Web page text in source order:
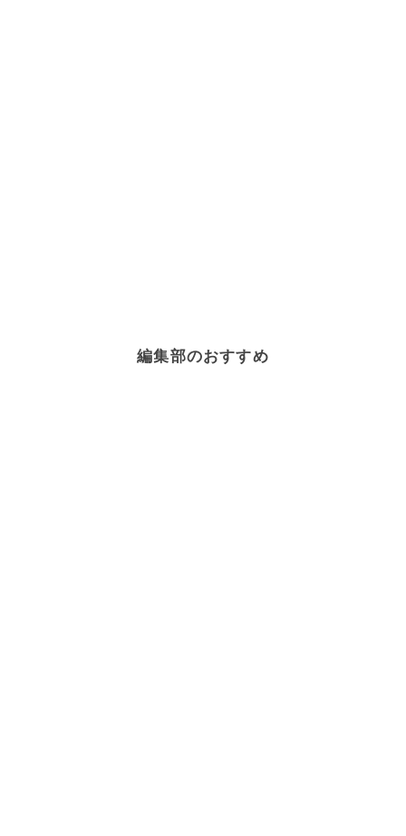
編集部のおすすめ